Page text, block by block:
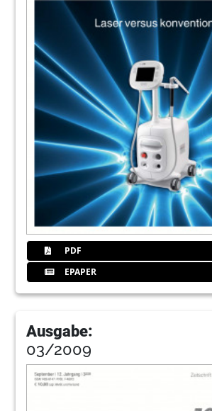
PDF
EPAPER
Ausgabe:
03/2009